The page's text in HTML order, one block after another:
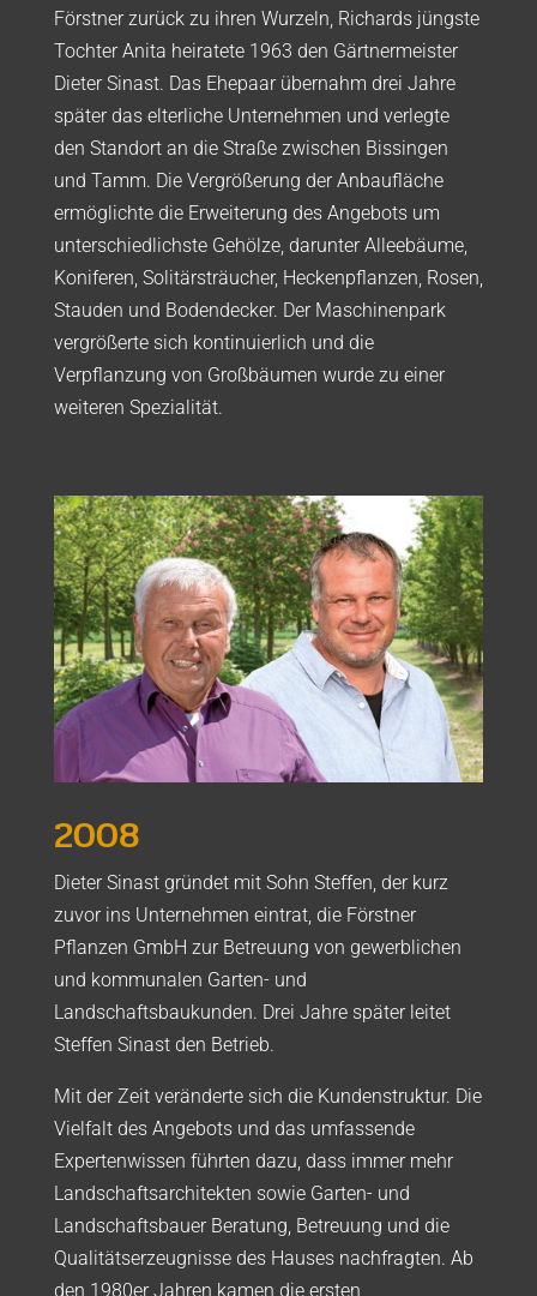
Förstner zurück zu ihren Wurzeln, Richards jüngste
Tochter Anita heiratete 1963 den Gärtnermeister
Dieter Sinast. Das Ehepaar übernahm drei Jahre
später das elterliche Unternehmen und verlegte
den Standort an die Straße zwischen Bissingen
und Tamm. Die Vergrößerung der Anbaufläche
ermöglichte die Erweiterung des Angebots um
unterschiedlichste Gehölze, darunter Alleebäume,
Koniferen, Solitärsträucher, Heckenpflanzen, Rosen,
Stauden und Bodendecker. Der Maschinenpark
vergrößerte sich kontinuierlich und die
Verpflanzung von Großbäumen wurde zu einer
weiteren Spezialität.
2008
Dieter Sinast gründet mit Sohn Steffen, der kurz
zuvor ins Unternehmen eintrat, die Förstner
Pflanzen GmbH zur Betreuung von gewerblichen
und kommunalen Garten- und
Landschaftsbaukunden. Drei Jahre später leitet
Steffen Sinast den Betrieb.
Mit der Zeit veränderte sich die Kundenstruktur. Die
Vielfalt des Angebots und das umfassende
Expertenwissen führten dazu, dass immer mehr
Landschaftsarchitekten sowie Garten- und
Landschaftsbauer Beratung, Betreuung und die
Qualitätserzeugnisse des Hauses nachfragten. Ab
den 1980er Jahren kamen die ersten